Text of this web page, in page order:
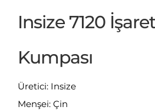
Insize 7120
Kumpası
Üretici: Insize
Menşei: Çin